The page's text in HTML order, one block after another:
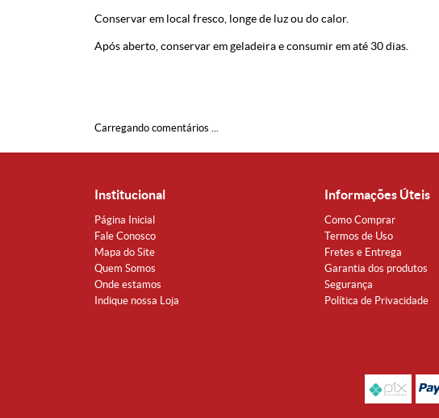
Conservar em local fresco, longe de luz ou do calor.
Após aberto, conservar em geladeira e consumir em até 30 dias.
Carregando comentários ...
Institucional
Página Inicial
Fale Conosco
Mapa do Site
Quem Somos
Onde estamos
Indique nossa Loja
Informações Úteis
Como Comprar
Termos de Uso
Fretes e Entrega
Garantia dos produtos
Segurança
Política de Privacidade